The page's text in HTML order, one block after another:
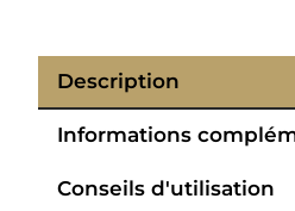
Description
Informations
Conseils d'utilisation